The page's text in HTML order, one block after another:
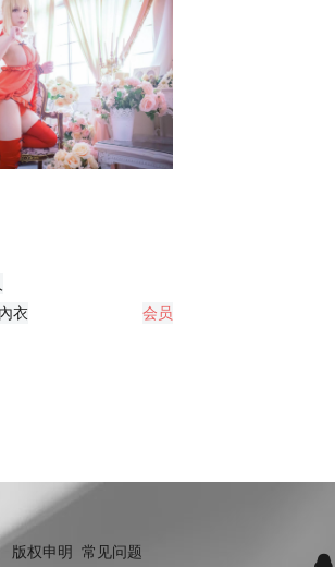
衣 会员
版权申明 常见问题